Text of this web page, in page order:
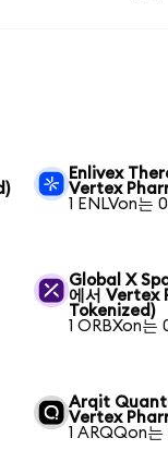
Enlivex
Vertex
1 ENLVon는
Global X
에서 Vertex
Tokenized)
1 ORBXon는
Arqit
Vertex
1 ARQQon